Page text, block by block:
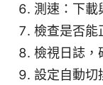
測速：下載
檢查是否能
檢視日誌，
設定自動切